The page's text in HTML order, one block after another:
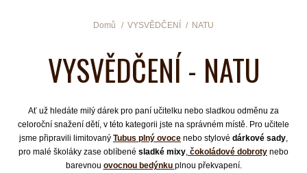
Domů VYSVĚDČENÍ NATU
VYSVĚDČENÍ - NATU
Ať už hledáte milý dárek pro paní učitelku nebo sladkou odměnu za
celoroční snažení dětí, v této kategorii jste na správném místě. Pro učitele
jsme připravili limitovaný Tubus plný ovoce nebo stylové dárkové sady
pro malé školáky zase oblíbené sladké mixy čokoládové dobroty nebo
barevnou ovocnou bedýnku plnou překvapení.